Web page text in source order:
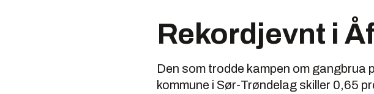
Rekordjevnt i
Den som trodde kampen om gangbrua
kommune i Sør-Trøndelag skiller 0,65